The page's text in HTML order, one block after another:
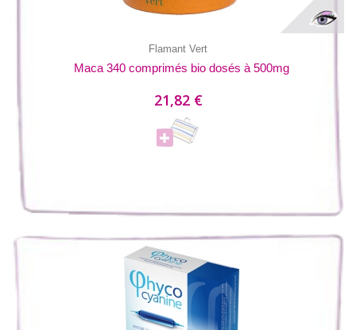
Flamant Vert
Maca 340 comprimés bio dosés à 500mg
21,82 €